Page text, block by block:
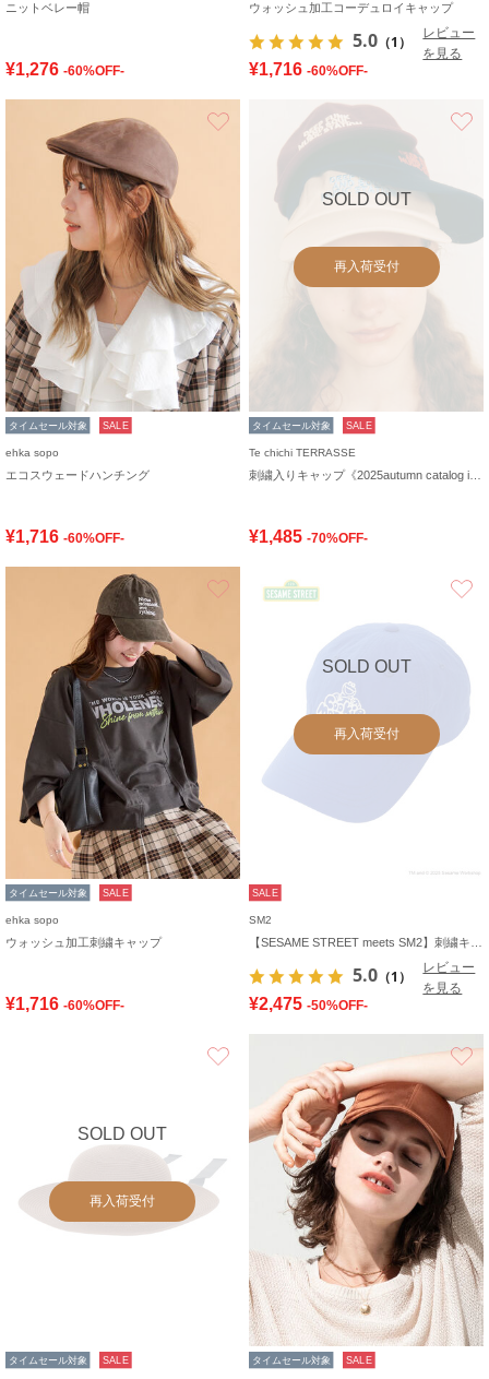
ニットベレー帽
¥1,276 -60%OFF-
ウォッシュ加工コーデュロイキャップ
5.0 （1）
レビュー
を見る
¥1,716 -60%OFF-
タイムセール対象 SALE
ehka sopo
エコスウェードハンチング
¥1,716 -60%OFF-
SOLD OUT
再入荷受付
タイムセール対象 SALE
Te chichi TERRASSE
¥1,485 -70%OFF-
お気に入り
タイムセール対象 SALE
ehka sopo
ウォッシュ加工刺繍キャップ
¥1,716 -60%OFF-
SOLD OUT
再入荷受付
SALE
SM2
5.0 （1）
レビュー
を見る
¥2,475 -50%OFF-
SOLD OUT
再入荷受付
タイムセール対象 SALE タイムセール対象 SALE